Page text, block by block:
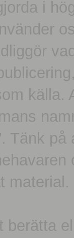
i
källa.
Tänk
material.
berätta